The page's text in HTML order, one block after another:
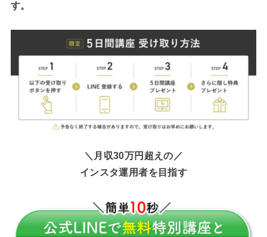
す。
＼月収30万円超えの／
インスタ運用者を目指す